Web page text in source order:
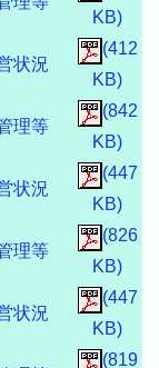
KB)
状況
(412
KB)
理等
(842
KB)
状況
(447
KB)
理等
(826
KB)
状況
(447
KB)
(819